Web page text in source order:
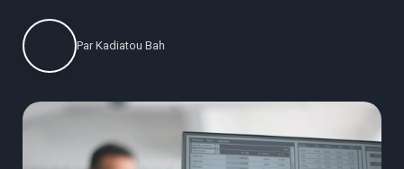
Par Kadiatou Bah